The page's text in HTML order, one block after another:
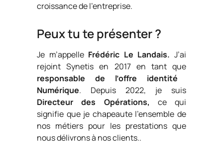
croissance de l’entreprise.
Peux tu te présenter ?
Je m’appelleFrédéric Le Landais. J’ai
rejoint Synetis en 2017 en tant que
responsable de l’offre identité
Numérique. Depuis 2022, je suis
Directeur des Opérations, ce qui
signifie que je chapeaute l’ensemble de
nos métiers pour les prestations que
nous délivrons à nos clients..